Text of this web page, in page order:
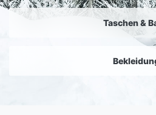
Taschen &